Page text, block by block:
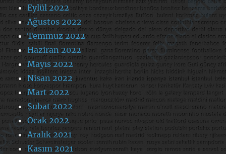
Eylül 2022
Ağustos 2022
Temmuz 2022
Haziran 2022
Mayıs 2022
Nisan 2022
Mart 2022
Şubat 2022
Ocak 2022
Aralık 2021
Kasım 2021